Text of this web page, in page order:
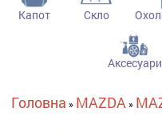
Капот Скло
Аксесуари
Ви є тут
Головна » MAZDA»